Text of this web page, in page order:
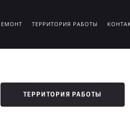
ТЕРРИТОРИЯ РАБОТЫ
ТЕРРИТОРИЯ РАБОТЫ